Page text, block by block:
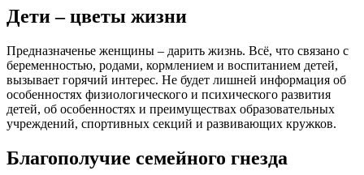
Дети – цветы жизни
Предназначенье женщины – дарить жизнь. Всё, что связано с
беременностью, родами, кормлением и воспитанием детей,
вызывает горячий интерес. Не будет лишней информация об
особенностях физиологического и психического развития
детей, об особенностях и преимуществах образовательных
учреждений, спортивных секций и развивающих кружков.
Благополучие семейного гнезда